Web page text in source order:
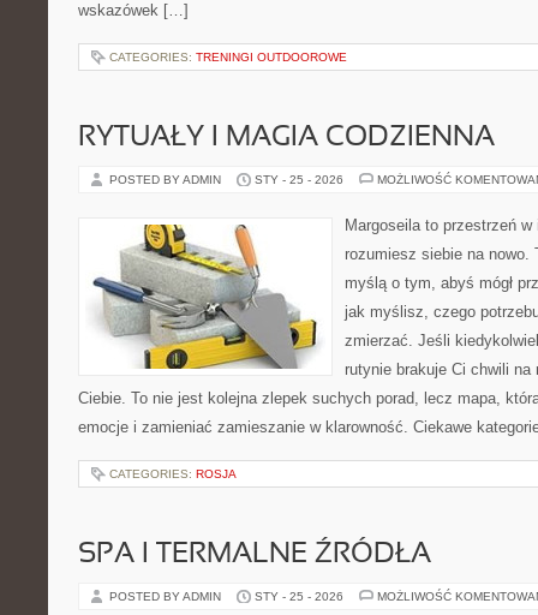
wskazówek […]
CATEGORIES: TRENINGI OUTDOOROWE
RYTUAŁY I MAGIA CODZIENNA
POSTED BY ADMIN STY - 25 - 2026 MOŻLIWOŚĆ
Margoseila to przestrzeń
rozumiesz siebie na nowo.
myślą o tym, abyś mógł
jak myślisz, czego
zmierzać. Jeśli
rutynie brakuje Ci chwili
Ciebie. To nie jest kolejna zlepek suchych porad, lecz mapa,
emocje i zamieniać zamieszanie w klarowność. Ciekawe
CATEGORIES: ROSJA
SPA I TERMALNE ŹRÓDŁA
POSTED BY ADMIN STY - 25 - 2026 MOŻLIWOŚĆ